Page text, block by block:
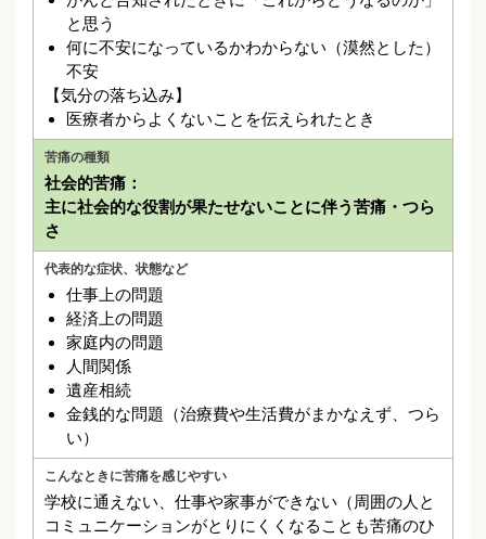
と思う
何に不安になっているかわからない（漠然とした）
不安
【気分の落ち込み】
医療者からよくないことを伝えられたとき
社会的苦痛：
主に社会的な役割が果たせないことに伴う苦痛・つら
さ
仕事上の問題
経済上の問題
家庭内の問題
人間関係
遺産相続
金銭的な問題（治療費や生活費がまかなえず、つら
い）
学校に通えない、仕事や家事ができない（周囲の人と
コミュニケーションがとりにくくなることも苦痛のひ